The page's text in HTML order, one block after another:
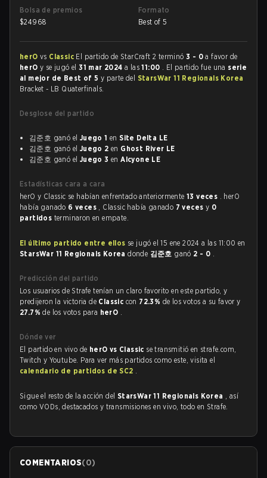
Bolsa de premios
$24968
Formato
Best of 5
herO vs Classic El partido de StarCraft 2 terminó3 - 0 a favor de
herO y se jugó el31 mar 2024a las11:00 . El partido fue una serie
al mejor de Best of 5 y parte del StarsWar 11 Regionals Korea
Bracket - LB Quaterfinals.
Desglose del partido
김준호 ganó el Juego 1 enSite Delta LE
김준호 ganó el Juego 2 en Ghost River LE
김준호 ganó el Juego 3 enAlcyone LE
Estadísticas cara a cara
herO y Classic se habían enfrentado anteriormente 13 veces . herO
había ganado 6 veces , Classic había ganado 7 veces y 0
partidos terminaron en empate.
El último partido entre ellos se jugó el 15 ene 2024 a las 11:00 en
StarsWar 11 Regionals Koreadonde 김준호 ganó 2 - 0 .
Predicción del partido
Los usuarios de Strafe tenían un claro favorito en este partido, y
predijeron la victoria de Classic con 72.3% de los votos a su favor y
27.7%de los votos para herO .
Dónde ver
El partido en vivo de herO vs Classic se transmitió en strafe.com,
Twitch y Youtube. Para ver más partidos como este, visita el
calendario de partidos de SC2 .
Sigue el resto de la acción del StarsWar 11 Regionals Korea , así
como VODs, destacados y transmisiones en vivo, todo en Strafe.
COMENTARIOS(0)